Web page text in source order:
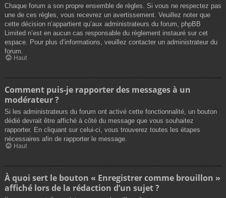
Chaque forum a son propre ensemble de règles. Si vous ne respectez pas
une de ces règles, vous recevrez un avertissement. Veuillez noter que
cette décision n’appartient qu’aux administrateurs du forum, phpBB
Limited n’est en aucun cas responsable du règlement instauré sur cet
espace. Pour plus d’informations, veuillez contacter un administrateur du
forum.
Haut
Comment puis-je rapporter des messages à un
modérateur ?
Si les administrateurs du forum ont activé cette fonctionnalité, un bouton
dédié devrait être affiché à côté du message que vous souhaitez
rapporter. En cliquant sur celui-ci, vous trouverez toutes les étapes
nécessaires afin de rapporter le message.
Haut
À quoi sert le bouton « Enregistrer comme brouillon »
affiché lors de la rédaction d’un sujet ?